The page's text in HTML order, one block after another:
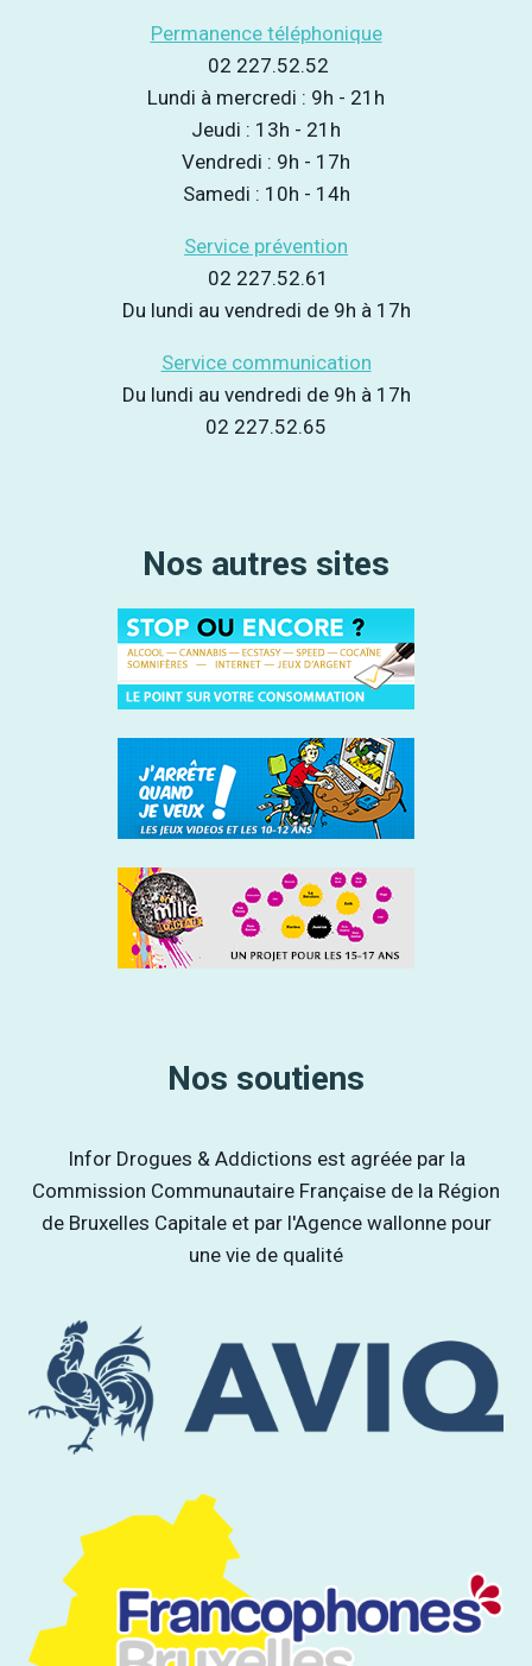
Permanence téléphonique
02 227.52.52
Lundi à mercredi : 9h - 21h
Jeudi : 13h - 21h
Vendredi : 9h - 17h
Samedi : 10h - 14h
Service prévention
02 227.52.61
Du lundi au vendredi de 9h à 17h
Service communication
Du lundi au vendredi de 9h à 17h
02 227.52.65
Nos autres sites
Nos soutiens
Infor Drogues & Addictions est agréée par la
Commission Communautaire Française de la Région
de Bruxelles Capitale et par l'Agence wallonne pour
une vie de qualité